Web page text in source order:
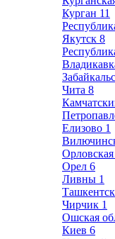
Курган 11
Якутск 8
Чита 8
Елизово 1
Орловская
Орел 6
Ливны 1
Чирчик 1
Ошская
Киев 6